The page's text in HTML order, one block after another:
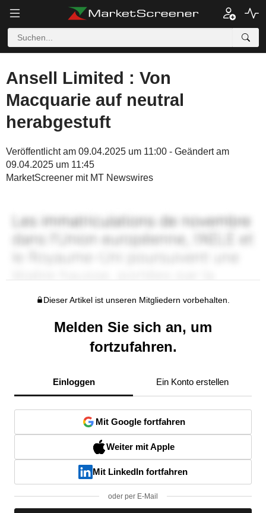
Ansell Limited : Von
Macquarie auf neutral
herabgestuft
Veröffentlicht am 09.04.2025 um 11:00 - Geändert am
09.04.2025 um 11:45
MarketScreener mit MT Newswires
Dieser Artikel ist unseren Mitgliedern vorbehalten.
Melden Sie sich an, um
fortzufahren.
Einloggen Ein Konto erstellen
Mit Google fortfahren
Weiter mit Apple
Mit LinkedIn fortfahren
oder per E-Mail